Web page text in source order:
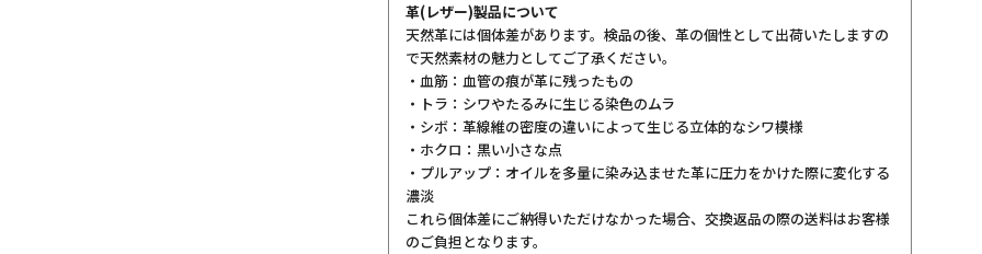
革(レザー)製品について
天然革には個体差があります。検品の後、革の個性として出荷いたしますの
で天然素材の魅力としてご了承ください。
・血筋：血管の痕が革に残ったもの
・トラ：シワやたるみに生じる染色のムラ
・シボ：革線維の密度の違いによって生じる立体的なシワ模様
・ホクロ：黒い小さな点
・プルアップ：オイルを多量に染み込ませた革に圧力をかけた際に変化する
濃淡
これら個体差にご納得いただけなかった場合、交換返品の際の送料はお客様
のご負担となります。